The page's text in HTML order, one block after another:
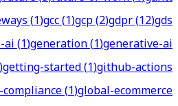
(1)gcc(1)gcp(2)gdpr(12)gds
ai(1)generation(1)generative-ai
)getting-started(1)github-actions
(1)global-ecommerce